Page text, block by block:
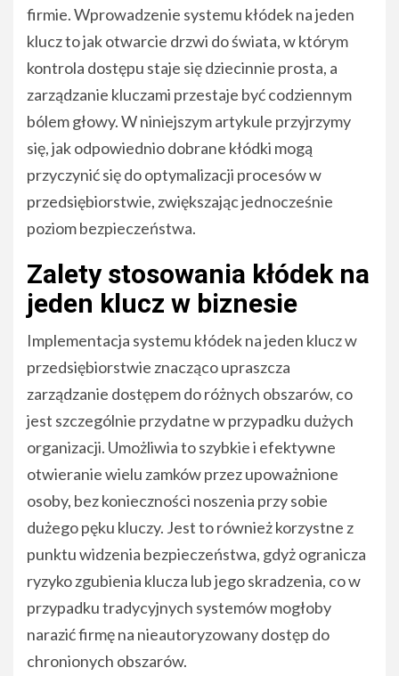
firmie. Wprowadzenie systemu kłódek na jeden
klucz to jak otwarcie drzwi do świata, w którym
kontrola dostępu staje się dziecinnie prosta, a
zarządzanie kluczami przestaje być codziennym
bólem głowy. W niniejszym artykule przyjrzymy
się, jak odpowiednio dobrane kłódki mogą
przyczynić się do optymalizacji procesów w
przedsiębiorstwie, zwiększając jednocześnie
poziom bezpieczeństwa.
Zalety stosowania kłódek na
jeden klucz w biznesie
Implementacja systemu kłódek na jeden klucz w
przedsiębiorstwie znacząco upraszcza
zarządzanie dostępem do różnych obszarów, co
jest szczególnie przydatne w przypadku dużych
organizacji. Umożliwia to szybkie i efektywne
otwieranie wielu zamków przez upoważnione
osoby, bez konieczności noszenia przy sobie
dużego pęku kluczy. Jest to również korzystne z
punktu widzenia bezpieczeństwa, gdyż ogranicza
ryzyko zgubienia klucza lub jego skradzenia, co w
przypadku tradycyjnych systemów mogłoby
narazić firmę na nieautoryzowany dostęp do
chronionych obszarów.